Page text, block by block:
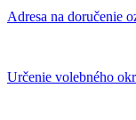
Adresa na doručenie
Určenie volebného